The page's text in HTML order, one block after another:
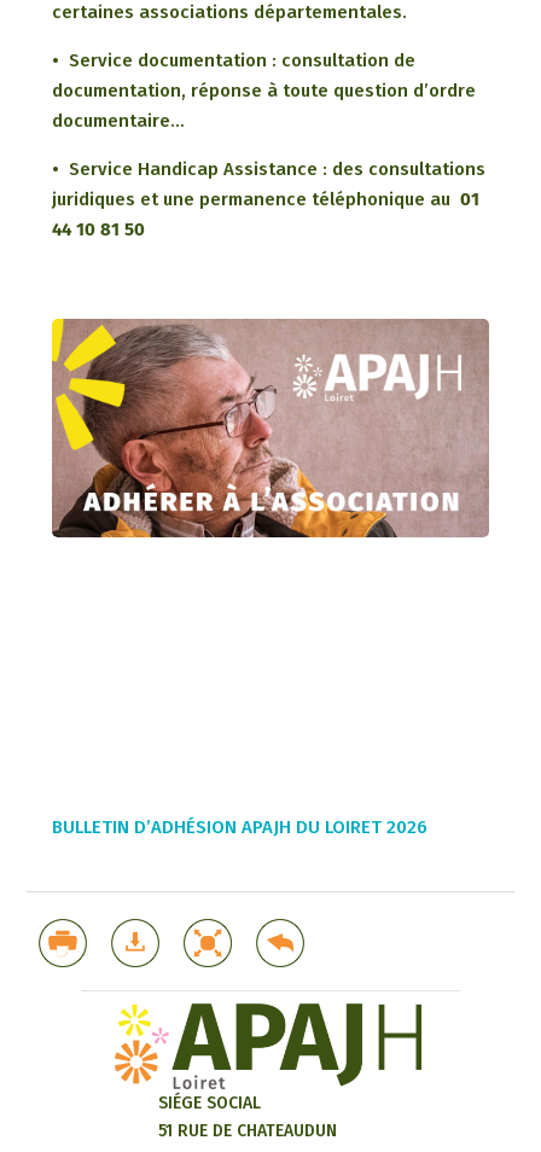
certaines associations départementales.
• Service documentation : consultation de
documentation, réponse à toute question d’ordre
documentaire…
• Service Handicap Assistance : des consultations
juridiques et une permanence téléphonique au 01
44 10 81 50
BULLETIN D’ADHÉSION APAJH DU LOIRET 2026
SIÉGE SOCIAL
51 RUE DE CHATEAUDUN